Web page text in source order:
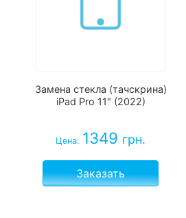
Замена стекла (тачскрина)
iPad Pro 11" (2022)
Цена: 1349 грн.
Заказать